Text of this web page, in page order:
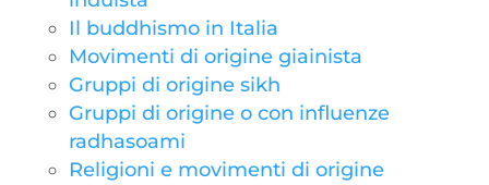
Il buddhismo in Italia
Movimenti di origine giainista
Gruppi di origine sikh
Gruppi di origine o con influenze
radhasoami
Religioni e movimenti di origine